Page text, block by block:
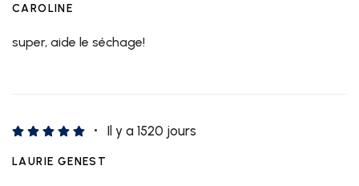
CAROLINE
super, aide le séchage!
Il y a 1520 jours
LAURIE GENEST